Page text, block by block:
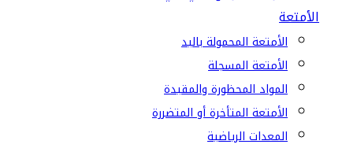
الأمتعة
الأمتعة المحمولة باليد
الأمتعة المسجلة
المواد المحظورة والمقيدة
الأمتعة المتأخرة أو المتضررة
المعدات الرياضية